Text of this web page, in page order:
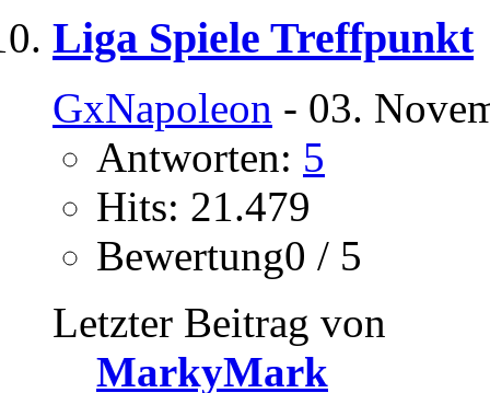
Liga Spiele Treffpunkt
GxNapoleon - 03.
Antworten: 5
Hits: 21.479
Bewertung0 / 5
Letzter Beitrag von
MarkyMark